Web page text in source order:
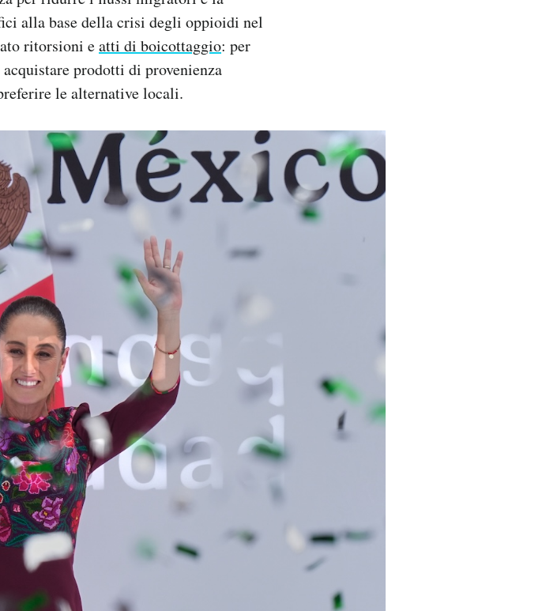
alla base della crisi degli oppioidi nel
ritorsioni eatti di boicottaggio: per
prodotti di provenienza
le alternative locali.